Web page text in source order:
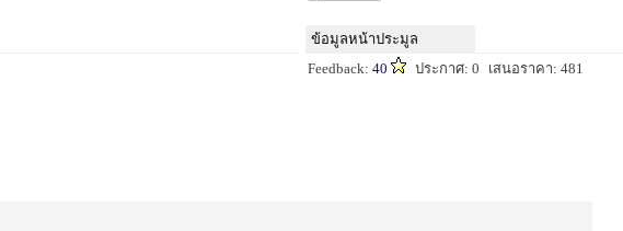
ข้อมูลหน้าประมูล
Feedback: 40 ประกาศ: 0 เสนอราคา: 481